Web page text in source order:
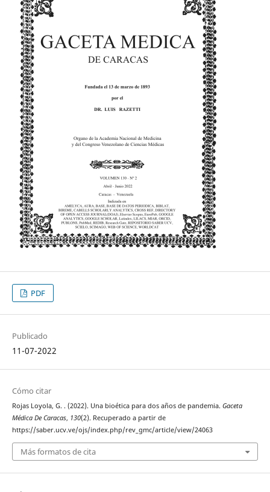
PDF
Publicado
11-07-2022
Cómo citar
Rojas Loyola, G. . (2022). Una bioética para dos años de pandemia. Gaceta
Médica De Caracas, 130(2). Recuperado a partir de
https://saber.ucv.ve/ojs/index.php/rev_gmc/article/view/24063
Más formatos de cita